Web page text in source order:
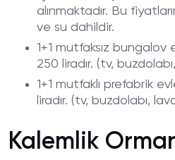
alınmaktadır. Bu
ve su dahildir.
1+1 mutfaksız bungalov
250 liradır. (tv,
1+1 mutfaklı prefabrik
liradır. (tv, buzdolabı,
Kalemlik